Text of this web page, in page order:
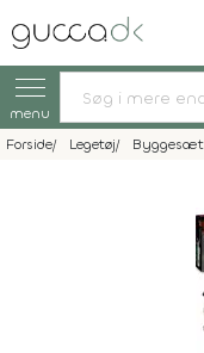
menu
Forside Legetøj Byggesæt